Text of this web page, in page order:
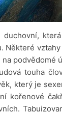
podvědomé
touha
který je
kořenové